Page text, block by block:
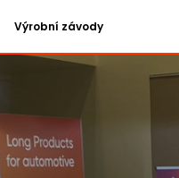
Výrobní závody